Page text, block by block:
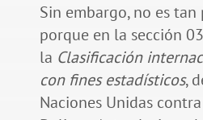
Sin embargo, no es tan
porque en la sección
la Clasificación
con fines estadísticos,
Naciones Unidas